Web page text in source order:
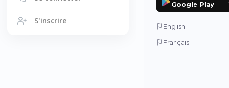
S'inscrire
Google Play
English
Français